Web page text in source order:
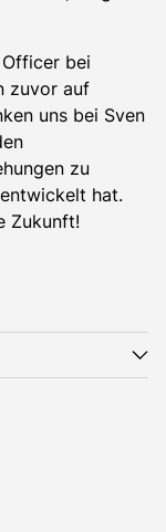
bei
zuvor auf
uns bei Sven
zu
hat.
Zukunft!